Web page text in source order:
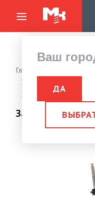
Ваш
ДА
Главная страница
Захваты, Струбцины
Захват магнитный 1,5 тн
Захват